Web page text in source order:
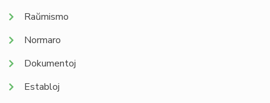
Raŭmismo
Normaro
Dokumentoj
Establoj